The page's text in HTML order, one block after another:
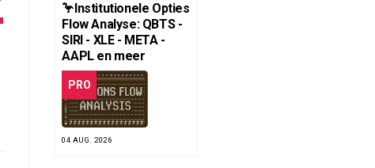
🦩Institutionele Opties
Flow Analyse: QBTS -
SIRI - XLE - META -
AAPL en meer
PRO
04 AUG. 2026